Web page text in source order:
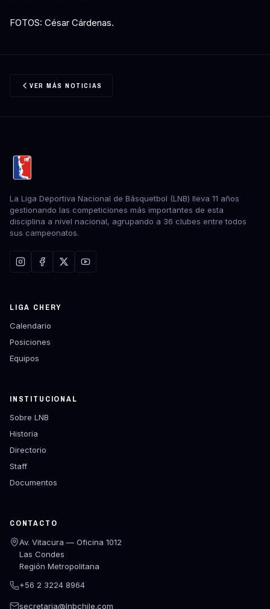
FOTOS: César Cárdenas.
VER MÁS NOTICIAS
La Liga Deportiva Nacional de Básquetbol (LNB) lleva 11 años
gestionando las competiciones más importantes de esta
disciplina a nivel nacional, agrupando a 36 clubes entre todos
sus campeonatos.
LIGA CHERY
Calendario
Posiciones
Equipos
INSTITUCIONAL
Sobre LNB
Historia
Directorio
Staff
Documentos
CONTACTO
Av. Vitacura — Oficina 1012
Las Condes
Región Metropolitana
+56 2 3224 8964
secretaria@lnbchile.com